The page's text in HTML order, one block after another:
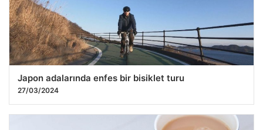
24.07.2026 22:06
Japon adalarında enfes bir bisiklet turu
27/03/2024